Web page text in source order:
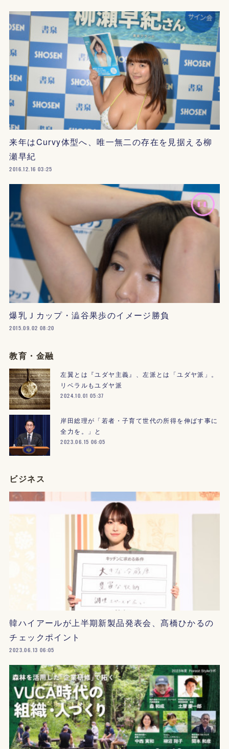
来年はCurvy体型へ、唯一無二の存在を見据える柳
瀬早紀
2016.12.16 03:25
爆乳Ｊカップ・澁谷果歩のイメージ勝負
2015.09.02 08:20
教育・金融
左翼とは『ユダヤ主義』、左派とは「ユダヤ派」。
リベラルもユダヤ派
2024.10.01 05:37
岸田総理が「若者・子育て世代の所得を伸ばす事に
全力を。」と
2023.06.15 06:05
ビジネス
韓ハイアールが上半期新製品発表会、髙橋ひかるの
チェックポイント
2023.06.13 06:05